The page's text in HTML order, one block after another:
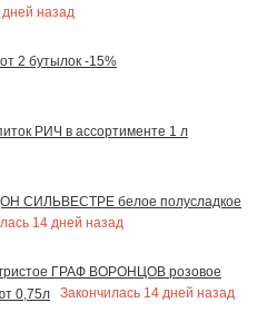
дней назад
2 бутылок -15%
РИЧ в ассортименте 1 л
СИЛЬВЕСТРЕ белое полусладкое
14 дней назад
ГРАФ ВОРОНЦОВ розовое
0,75л
Закончилась 14 дней назад